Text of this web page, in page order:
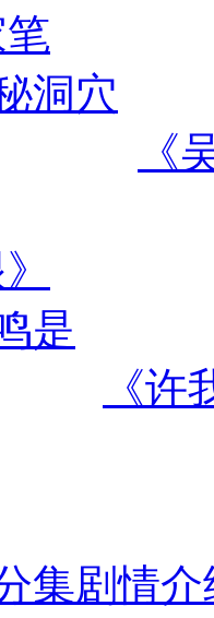
《
《
集剧情